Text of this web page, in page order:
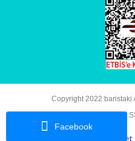
Facebook
Copyright 2022
Kredi kartı bilgileriniz 256bit